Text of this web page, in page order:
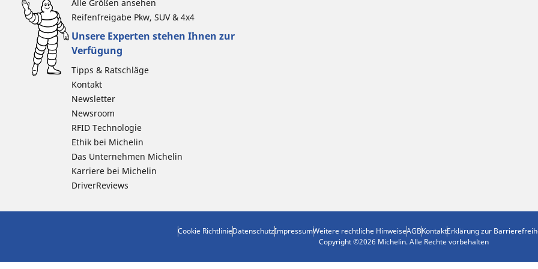
Alle Größen ansehen
Reifenfreigabe Pkw, SUV & 4x4
Unsere Experten stehen Ihnen zur
Verfügung
Tipps & Ratschläge
Kontakt
Newsletter
Newsroom
RFID Technologie
Ethik bei Michelin
Das Unternehmen Michelin
Karriere bei Michelin
DriverReviews
Cookie RichtlinieDatenschutzImpressumWeitere rechtliche HinweiseAGBKontaktErklärung zur
Copyright ©2026 Michelin. Alle Rechte vorbehalten